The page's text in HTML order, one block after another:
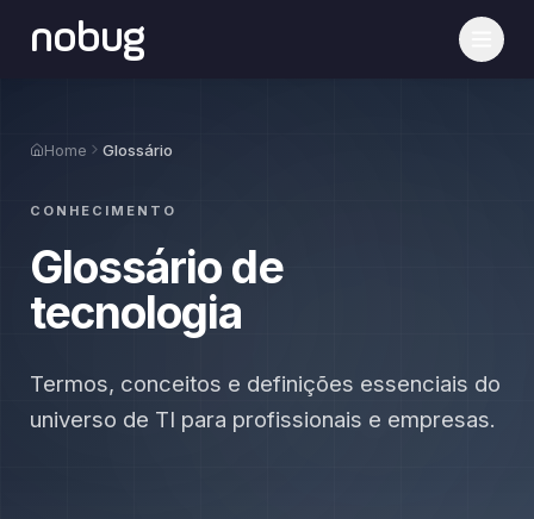
nobug
Home Glossário
CONHECIMENTO
Glossário de
tecnologia
Termos, conceitos e definições essenciais do
universo de TI para profissionais e empresas.